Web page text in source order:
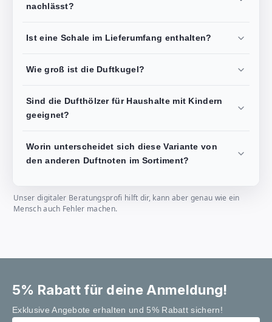
nachlässt?
Ist eine Schale im Lieferumfang enthalten?
Wie groß ist die Duftkugel?
Sind die Dufthölzer für Haushalte mit Kindern
geeignet?
Worin unterscheidet sich diese Variante von
den anderen Duftnoten im Sortiment?
Unser digitaler Beratungsprofi hilft dir, kann aber genau wie ein
Mensch auch Fehler machen.
5% Rabatt für deine Anmeldung!
Exklusive Angebote erhalten und 5% Rabatt sichern!